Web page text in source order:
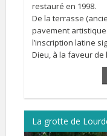
restauré en 1998.
De la terrasse
pavement
l’inscription latine
Dieu, à la faveur de
La grotte de